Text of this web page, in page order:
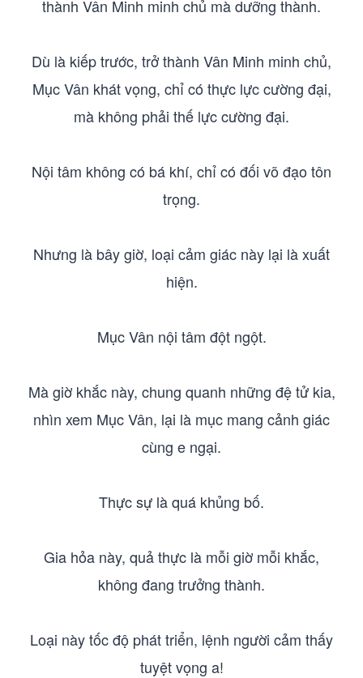
thành Vân Minh minh chủ mà dưỡng thành.
Dù là kiếp trước, trở thành Vân Minh minh chủ,
Mục Vân khát vọng, chỉ có thực lực cường đại,
mà không phải thế lực cường đại.
Nội tâm không có bá khí, chỉ có đối võ đạo tôn
trọng.
Nhưng là bây giờ, loại cảm giác này lại là xuất
hiện.
Mục Vân nội tâm đột ngột.
Mà giờ khắc này, chung quanh những đệ tử kia,
nhìn xem Mục Vân, lại là mục mang cảnh giác
cùng e ngại.
Thực sự là quá khủng bố.
Gia hỏa này, quả thực là mỗi giờ mỗi khắc,
không đang trưởng thành.
Loại này tốc độ phát triển, lệnh người cảm thấy
tuyệt vọng a!